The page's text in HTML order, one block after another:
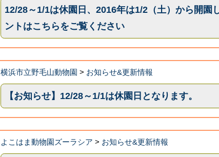
12/28～1/1は休園日、2016年は1/2（土）から開園
ントはこちらをご覧ください
横浜市立野毛山動物園 > お知らせ&更新情報
【お知らせ】12/28～1/1は休園日となります。
よこはま動物園ズーラシア > お知らせ&更新情報